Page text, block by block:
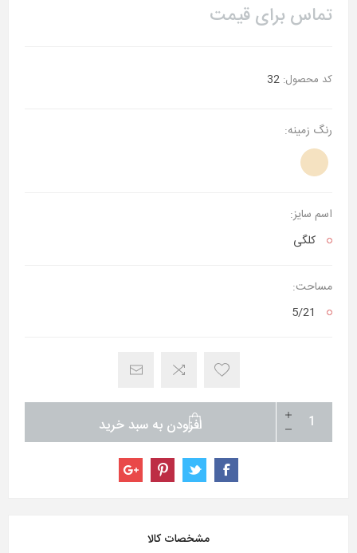
تماس برای قیمت
کد محصول: 32
رنگ زمینه:
اسم سایز:
کلگی
مساحت:
5/21
افزودن به سبد خرید
مشخصات کالا